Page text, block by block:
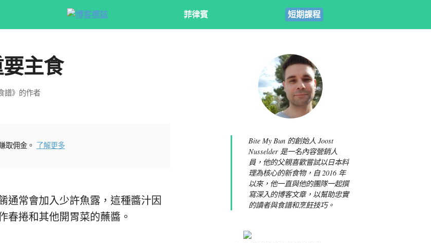
菲律賓 短期課程
主食
譜》的作者
取佣金。 了解更多
通常會加入少許魚露，這種醬汁因
春捲和其他開胃菜的蘸醬。
Bite My Bun 的創始人 Joost
Nusselder 是一名內容營銷人
員，他的父親喜歡嘗試以日本料
理為核心的新食物，自 2016 年
以來，他一直與他的團隊一起撰
寫深入的博客文章，以幫助忠實
的讀者與食譜和烹飪技巧。